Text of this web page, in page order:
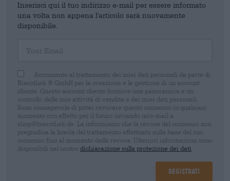
Inserisci qui il tuo indirizzo e-mail per essere informato
una volta non appena l'articolo sarà nuovamente
disponibile.
Acconsento al trattamento dei miei dati personali da parte di
Bierothek ® GmbH per la creazione e la gestione di un account
cliente. Questo account cliente fornisce una panoramica e un
controllo delle mie attività di vendita e dei miei dati personali.
Sono consapevole di poter revocare questo consenso in qualsiasi
momento con effetto per il futuro inviando un'e-mail a
shop@bierothek.de. La informiamo che la revoca del consenso non
pregiudica la liceità del trattamento effettuato sulla base del suo
consenso fino al momento della revoca. Ulteriori informazioni sono
disponibili nel nostro dichiarazione sulla protezione dei dati
Registrati